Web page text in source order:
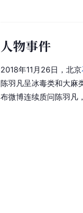
人物事件
2018年11月26日，北京
陈羽凡呈冰毒类和大麻
布微博连续质问陈羽凡